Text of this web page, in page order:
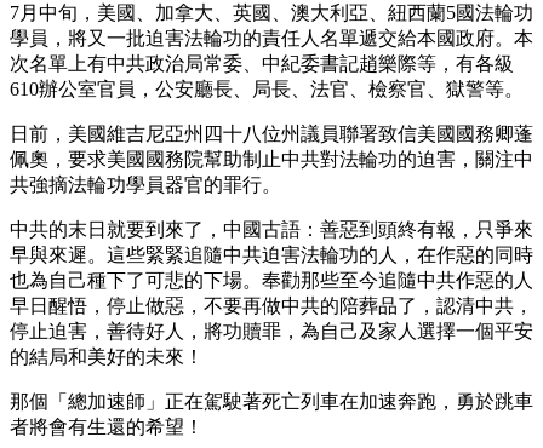
7月中旬，美國、加拿大、英國、澳大利亞、紐西蘭5國法輪功
學員，將又一批迫害法輪功的責任人名單遞交給本國政府。本
次名單上有中共政治局常委、中紀委書記趙樂際等，有各級
610辦公室官員，公安廳長、局長、法官、檢察官、獄警等。
日前，美國維吉尼亞州四十八位州議員聯署致信美國國務卿蓬
佩奧，要求美國國務院幫助制止中共對法輪功的迫害，關注中
共強摘法輪功學員器官的罪行。
中共的末日就要到來了，中國古語：善惡到頭終有報，只爭來
早與來遲。這些緊緊追隨中共迫害法輪功的人，在作惡的同時
也為自己種下了可悲的下場。奉勸那些至今追隨中共作惡的人
早日醒悟，停止做惡，不要再做中共的陪葬品了，認清中共，
停止迫害，善待好人，將功贖罪，為自己及家人選擇一個平安
的結局和美好的未來！
那個「總加速師」正在駕駛著死亡列車在加速奔跑，勇於跳車
者將會有生還的希望！